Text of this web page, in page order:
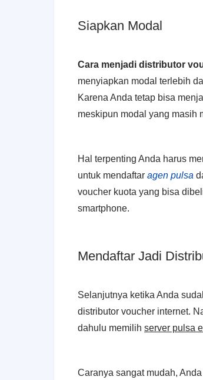
Siapkan Modal
Cara menjadi distributor
menyiapkan modal terlebih
Karena Anda tetap bisa
meskipun modal yang masih
Hal terpenting Anda harus
untuk mendaftar agen pulsa
voucher kuota yang bisa
smartphone.
Mendaftar Jadi
Selanjutnya ketika Anda
distributor voucher internet.
dahulu memilih server pulsa
Caranya sangat mudah,